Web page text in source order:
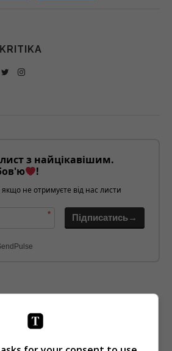
з найцікавішим.
!
не отримуєте від нас листи
* Підписатись→
ТИМЧАСОВО ЗАМІНИТЬ